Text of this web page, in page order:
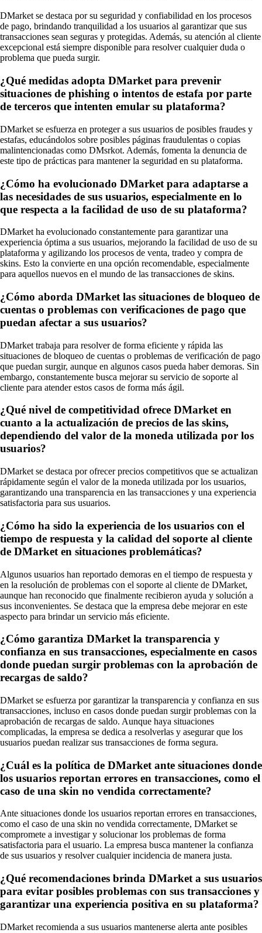
DMarket se destaca por su seguridad y confiabilidad en los procesos
de pago, brindando tranquilidad a los usuarios al garantizar que sus
transacciones sean seguras y protegidas. Además, su atención al cliente
excepcional está siempre disponible para resolver cualquier duda o
problema que pueda surgir.
¿Qué medidas adopta DMarket para prevenir
situaciones de phishing o intentos de estafa por parte
de terceros que intenten emular su plataforma?
DMarket se esfuerza en proteger a sus usuarios de posibles fraudes y
estafas, educándolos sobre posibles páginas fraudulentas o copias
malintencionadas como DMsrkot. Además, fomenta la denuncia de
este tipo de prácticas para mantener la seguridad en su plataforma.
¿Cómo ha evolucionado DMarket para adaptarse a
las necesidades de sus usuarios, especialmente en lo
que respecta a la facilidad de uso de su plataforma?
DMarket ha evolucionado constantemente para garantizar una
experiencia óptima a sus usuarios, mejorando la facilidad de uso de su
plataforma y agilizando los procesos de venta, tradeo y compra de
skins. Esto la convierte en una opción recomendable, especialmente
para aquellos nuevos en el mundo de las transacciones de skins.
¿Cómo aborda DMarket las situaciones de bloqueo de
cuentas o problemas con verificaciones de pago que
puedan afectar a sus usuarios?
DMarket trabaja para resolver de forma eficiente y rápida las
situaciones de bloqueo de cuentas o problemas de verificación de pago
que puedan surgir, aunque en algunos casos pueda haber demoras. Sin
embargo, constantemente busca mejorar su servicio de soporte al
cliente para atender estos casos de forma más ágil.
¿Qué nivel de competitividad ofrece DMarket en
cuanto a la actualización de precios de las skins,
dependiendo del valor de la moneda utilizada por los
usuarios?
DMarket se destaca por ofrecer precios competitivos que se actualizan
rápidamente según el valor de la moneda utilizada por los usuarios,
garantizando una transparencia en las transacciones y una experiencia
satisfactoria para sus usuarios.
¿Cómo ha sido la experiencia de los usuarios con el
tiempo de respuesta y la calidad del soporte al cliente
de DMarket en situaciones problemáticas?
Algunos usuarios han reportado demoras en el tiempo de respuesta y
en la resolución de problemas con el soporte al cliente de DMarket,
aunque han reconocido que finalmente recibieron ayuda y solución a
sus inconvenientes. Se destaca que la empresa debe mejorar en este
aspecto para brindar un servicio más eficiente.
¿Cómo garantiza DMarket la transparencia y
confianza en sus transacciones, especialmente en casos
donde puedan surgir problemas con la aprobación de
recargas de saldo?
DMarket se esfuerza por garantizar la transparencia y confianza en sus
transacciones, incluso en casos donde puedan surgir problemas con la
aprobación de recargas de saldo. Aunque haya situaciones
complicadas, la empresa se dedica a resolverlas y asegurar que los
usuarios puedan realizar sus transacciones de forma segura.
¿Cuál es la política de DMarket ante situaciones donde
los usuarios reportan errores en transacciones, como el
caso de una skin no vendida correctamente?
Ante situaciones donde los usuarios reportan errores en transacciones,
como el caso de una skin no vendida correctamente, DMarket se
compromete a investigar y solucionar los problemas de forma
satisfactoria para el usuario. La empresa busca mantener la confianza
de sus usuarios y resolver cualquier incidencia de manera justa.
¿Qué recomendaciones brinda DMarket a sus usuarios
para evitar posibles problemas con sus transacciones y
garantizar una experiencia positiva en su plataforma?
DMarket recomienda a sus usuarios mantenerse alerta ante posibles